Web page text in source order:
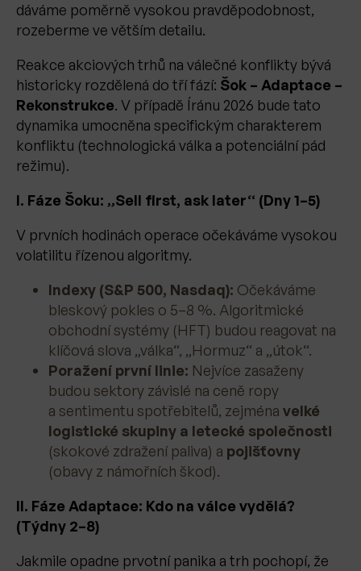
dáváme poměrně vysokou pravděpodobnost,
rozeberme ve větším detailu.
Reakce akciových trhů na válečné konflikty bývá
historicky rozdělená do tří fází: Šok – Adaptace –
Rekonstrukce. V případě Íránu 2026 bude tato
dynamika umocněna specifickým charakterem
konfliktu (technologická válka a potenciální pád
režimu).
I. Fáze Šoku: „Sell first, ask later“ (Dny 1–5)
V prvních hodinách operace očekáváme vysokou
volatilitu řízenou algoritmy.
Indexy (S&P 500, Nasdaq): Očekáváme
bleskový pokles o 5–8 %. Algoritmické
obchodní systémy (HFT) budou reagovat na
klíčová slova „válka“, „Hormuz“ a „útok“.
Poražení první linie: Nejvíce zasaženy
budou sektory závislé na ceně ropy
a sentimentu spotřebitelů, zejména velké
logistické skupiny a letecké společnosti
(skokové zdražení paliva) a pojišťovny
(obavy z námořních škod).
II. Fáze Adaptace: Kdo na válce vydělá?
(Týdny 2–8)
Jakmile opadne prvotní panika a trh pochopí, že